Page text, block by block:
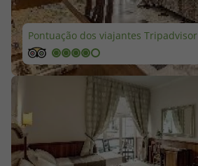
Rede de Lojas
Blog TopViagens
Área de Cliente
Pontuação dos viajantes Tripadvisor